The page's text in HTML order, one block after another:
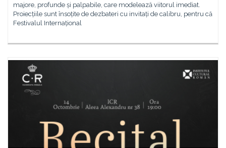
majore, profunde și palpabile, care modelează viitorul imediat.
Proiecțiile sunt însoțite de dezbateri cu invitați de calibru, pentru că
Festivalul Internațional